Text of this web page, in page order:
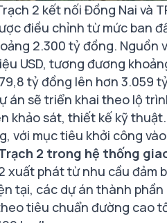
2 kết nối Đồng Nai và
điều chỉnh từ mức ban
2.300 tỷ đồng. Nguồn
USD, tương đương
tỷ đồng lên hơn 3.059
án sẽ triển khai theo lộ
khảo sát, thiết kế kỹ
với mục tiêu khởi công
2 trong hệ thống
xuất phát từ nhu cầu đảm
tại, các dự án thành phần
tiêu chuẩn đường cao